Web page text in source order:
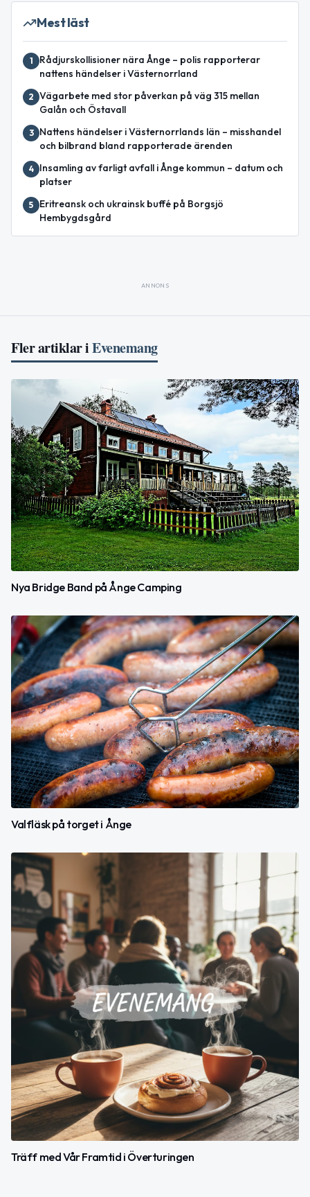
Mest läst
1
Rådjurskollisioner nära Ånge – polis rapporterar
nattens händelser i Västernorrland
2 Vägarbete med stor påverkan på väg 315 mellan
Galån och Östavall
3
Nattens händelser i Västernorrlands län – misshandel
och bilbrand bland rapporterade ärenden
4
Insamling av farligt avfall i Ånge kommun – datum och
platser
5
Eritreansk och ukrainsk buffé på Borgsjö
Hembygdsgård
ANNONS
Fler artiklar iEvenemang
Nya Bridge Band på Ånge Camping
Valfläsk på torget i Ånge
Träff med Vår Framtid i Överturingen